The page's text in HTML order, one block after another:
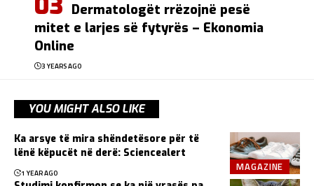
Dermatologët rrëzojnë pesë
mitet e larjes së fytyrës – Ekonomia
Online
3 YEARS AGO
YOU MIGHT ALSO LIKE
MAGAZINE
Ka arsye të mira shëndetësore për të
lënë këpucët në derë: Sciencealert
1 YEAR AGO